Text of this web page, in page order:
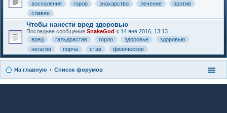
воспаления
горло знахарство лечение
против
славян
Чтобы нанести вред здоровью
Последнее сообщение SnakeGod « 14 янв 2016, 13:13
вред
гальдрастав горло здоровье
здоровью
негатив
порча став физическое
На главную Список форумов